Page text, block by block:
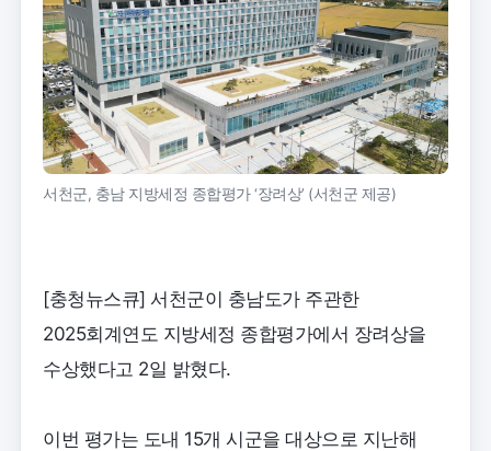
서천군, 충남 지방세정 종합평가 ‘장려상’ (서천군 제공)
[충청뉴스큐] 서천군이 충남도가 주관한
2025회계연도 지방세정 종합평가에서 장려상을
수상했다고 2일 밝혔다.
이번 평가는 도내 15개 시군을 대상으로 지난해